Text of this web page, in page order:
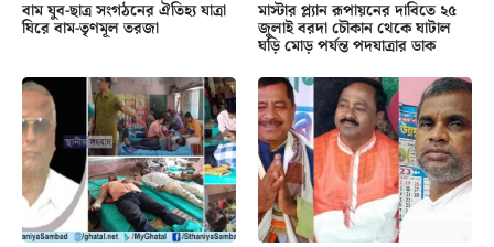
বাম যুব-ছাত্র সংগঠনের ঐতিহ্য যাত্রা
ঘিরে বাম-তৃণমূল তরজা
মাস্টার প্ল্যান রূপায়নের দাবিতে ২৫
জুলাই বরদা চৌকান থেকে ঘাটাল
ঘড়ি মোড় পর্যন্ত পদযাত্রার ডাক